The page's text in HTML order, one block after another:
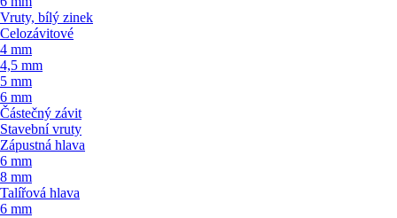
Vruty, bílý zinek
Celozávitové
4 mm
4,5 mm
5 mm
6 mm
Částečný závit
Stavební vruty
Zápustná hlava
6 mm
8 mm
Talířová hlava
6 mm